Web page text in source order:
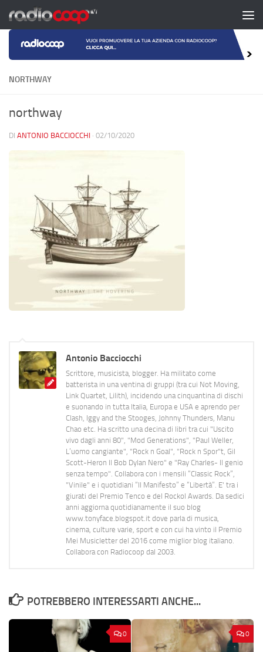
Salta al contenuto
NORTHWAY
northway
DI ANTONIO BACCIOCCHI · 02/10/2020
Antonio Bacciocchi
Scrittore, musicista, blogger. Ha militato come
batterista in una ventina di gruppi (tra cui Not Moving,
Link Quartet, Lilith), incidendo una cinquantina di dischi
e suonando in tutta Italia, Europa e USA e aprendo per
Clash, Iggy and the Stooges, Johnny Thunders, Manu
Chao etc. Ha scritto una decina di libri tra cui "Uscito
vivo dagli anni 80", "Mod Generations", "Paul Weller,
L’uomo cangiante", "Rock n Goal", "Rock n Spor"t, Gil
Scott-Heron Il Bob Dylan Nero" e "Ray Charles- Il genio
senza tempo". Collabora con i mensili “Classic Rock”,
"Vinile" e i quotidiani “Il Manifesto” e “Libertà”. E' tra i
giurati del Premio Tenco e del Rockol Awards. Da sedici
anni aggiorna quotidianamente il suo blog
www.tonyface.blogspot.it dove parla di musica,
cinema, culture varie, sport e con cui ha vinto il Premio
Mei Musicletter del 2016 come miglior blog italiano.
Collabora con Radiocoop dal 2003.
POTREBBERO INTERESSARTI ANCHE...
0 0